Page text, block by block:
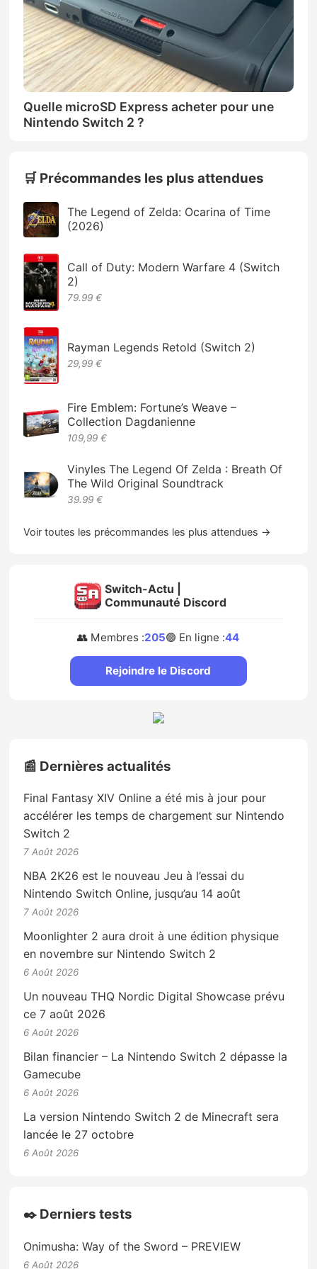
Quelle microSD Express acheter pour une
Nintendo Switch 2 ?
🛒 Précommandes les plus attendues
The Legend of Zelda: Ocarina of Time
(2026)
Call of Duty: Modern Warfare 4 (Switch
2)
79.99 €
Rayman Legends Retold (Switch 2)
29,99 €
Fire Emblem: Fortune’s Weave –
Collection Dagdanienne
109,99 €
Vinyles The Legend Of Zelda : Breath Of
The Wild Original Soundtrack
39.99 €
Voir toutes les précommandes les plus attendues →
Switch-Actu |
Communauté Discord
👥 Membres :205🟢 En ligne :44
Rejoindre le Discord
📰 Dernières actualités
Final Fantasy XIV Online a été mis à jour pour
accélérer les temps de chargement sur Nintendo
Switch 2
7 Août 2026
NBA 2K26 est le nouveau Jeu à l’essai du
Nintendo Switch Online, jusqu’au 14 août
7 Août 2026
Moonlighter 2 aura droit à une édition physique
en novembre sur Nintendo Switch 2
6 Août 2026
Un nouveau THQ Nordic Digital Showcase prévu
ce 7 août 2026
6 Août 2026
Bilan financier – La Nintendo Switch 2 dépasse la
Gamecube
6 Août 2026
La version Nintendo Switch 2 de Minecraft sera
lancée le 27 octobre
6 Août 2026
✒️ Derniers tests
Onimusha: Way of the Sword – PREVIEW
6 Août 2026